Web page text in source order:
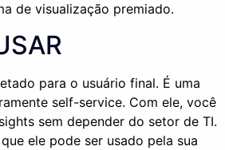
de visualização premiado.
para o usuário final. É uma
self-service. Com ele, você
sem depender do setor de TI.
ele pode ser usado pela sua